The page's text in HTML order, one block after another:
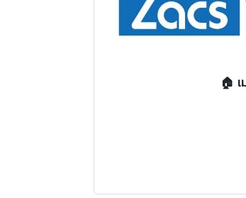
🏠